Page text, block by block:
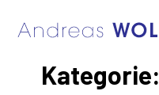
Kategorie: